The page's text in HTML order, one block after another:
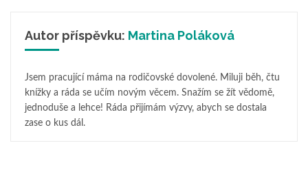
Autor příspěvku: Martina Poláková
Jsem pracující máma na rodičovské dovolené. Miluji běh, čtu
knížky a ráda se učím novým věcem. Snažím se žít vědomě,
jednoduše a lehce! Ráda přijímám výzvy, abych se dostala
zase o kus dál.